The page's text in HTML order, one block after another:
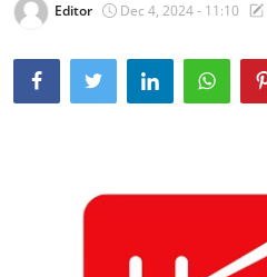
AZ
Editor Dec 4, 2024 - 11:10